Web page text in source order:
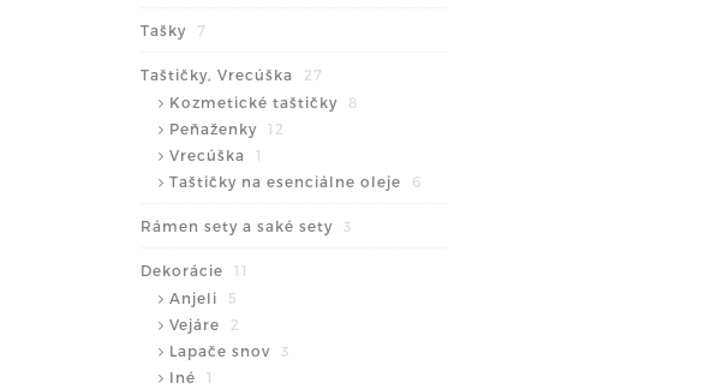
Tašky 7
Taštičky, Vrecúška
27
Kozmetické taštičky
8
Peňaženky
12
Vrecúška
1
Taštičky na esenciálne oleje
6
Rámen sety a saké sety 3
Dekorácie
11
Anjeli
5
Vejáre
2
Lapače snov
3
Iné
1